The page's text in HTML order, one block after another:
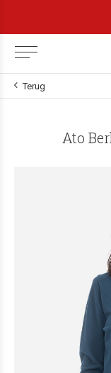
Terug
Ato